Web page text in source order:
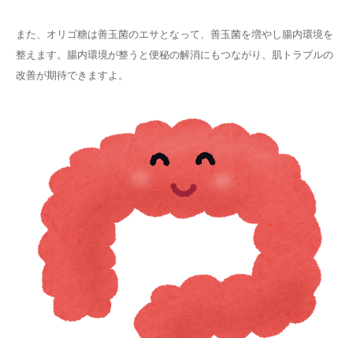
また、オリゴ糖は善玉菌のエサとなって、善玉菌を増やし腸内環境を
整えます。腸内環境が整うと便秘の解消にもつながり、肌トラブルの
改善が期待できますよ。